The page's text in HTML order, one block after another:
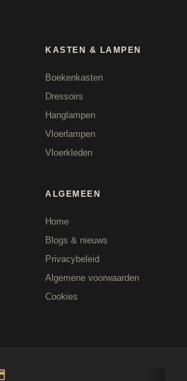
KASTEN & LAMPEN
Boekenkasten
Dressoirs
Hanglampen
Vloerlampen
Vloerkleden
ALGEMEEN
Home
Blogs & nieuws
Privacybeleid
Algemene voorwaarden
Cookies